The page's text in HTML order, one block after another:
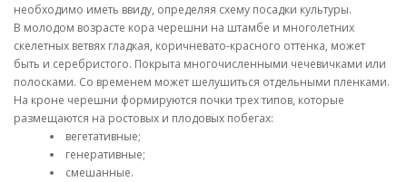
необходимо иметь ввиду, определяя схему посадки культуры.
В молодом возрасте кора черешни на штамбе и многолетних
скелетных ветвях гладкая, коричневато-красного оттенка, может
быть и серебристого. Покрыта многочисленными чечевичками или
полосками. Со временем может шелушиться отдельными пленками.
На кроне черешни формируются почки трех типов, которые
размещаются на ростовых и плодовых побегах:
вегетативные;
генеративные;
смешанные.